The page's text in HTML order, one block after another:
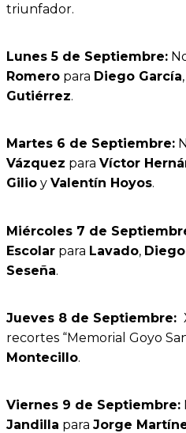
triunfador.
Lunes 5 de Septiembre:
Romero para Diego García,
Gutiérrez.
Martes 6 de Septiembre:
Vázquez para Víctor
Gilio y Valentín Hoyos.
Miércoles 7 de
Escolar para Lavado,
Seseña.
Jueves 8 de Septiembre:
recortes “Memorial Goyo
Montecillo.
Viernes 9 de Septiembre:
Jandilla para Jorge